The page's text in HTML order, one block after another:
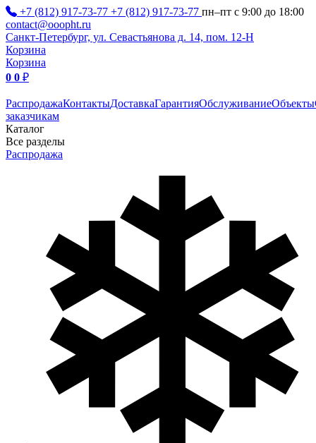
+7 (812) 917-73-77 +7 (812) 917-73-77 пн–пт с 9:00 до 18:00
contact@ooopht.ru
Санкт-Петербург, ул. Севастьянова д. 14, пом. 12-Н
Корзина
Корзина
0 0 ₽
РаспродажаКонтактыДоставкаГарантияОбслуживаниеОбъекты
заказчикам
Каталог
Все разделы
Распродажа